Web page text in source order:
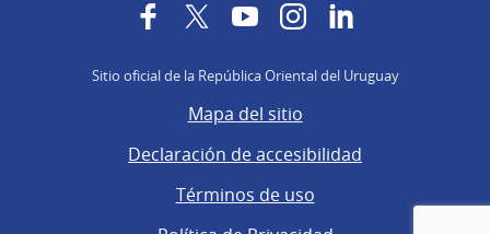
FacebookTwitterYouTubeInstagram
Sitio oficial de la República Oriental del Uruguay
Mapa del sitio
Declaración de accesibilidad
Términos de uso